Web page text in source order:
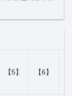
【5】 【6】